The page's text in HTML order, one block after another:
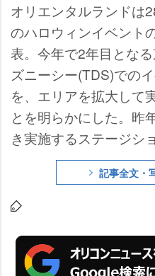
オリエンタルランドは
のハロウィンイベント
表。今年で2年目とな
ズニーシー(TDS)での
を、エリアを拡大して
とを明らかにした。昨
き実施するステージシ
テリアス・マスカレー
ウスカレード・ダンス
今年は新たにパレード
では新しいパレード『
ー・ハロウィーンスト
記事全文・